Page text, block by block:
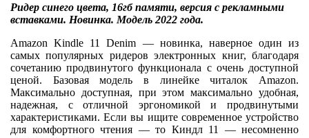
Ридер синего цвета, 16гб памяти, версия с рекламными
вставками. Новинка. Модель 2022 года.
Amazon Kindle 11 Denim — новинка, наверное один из
самых популярных ридеров электронных книг, благодаря
сочетанию продвинутого функционала с очень доступной
ценой. Базовая модель в линейке читалок Amazon.
Максимально доступная, при этом максимально удобная,
надежная, с отличной эргономикой и продвинутыми
характеристиками. Если вы ищите современное устройство
для комфортного чтения — то Киндл 11 — несомненно